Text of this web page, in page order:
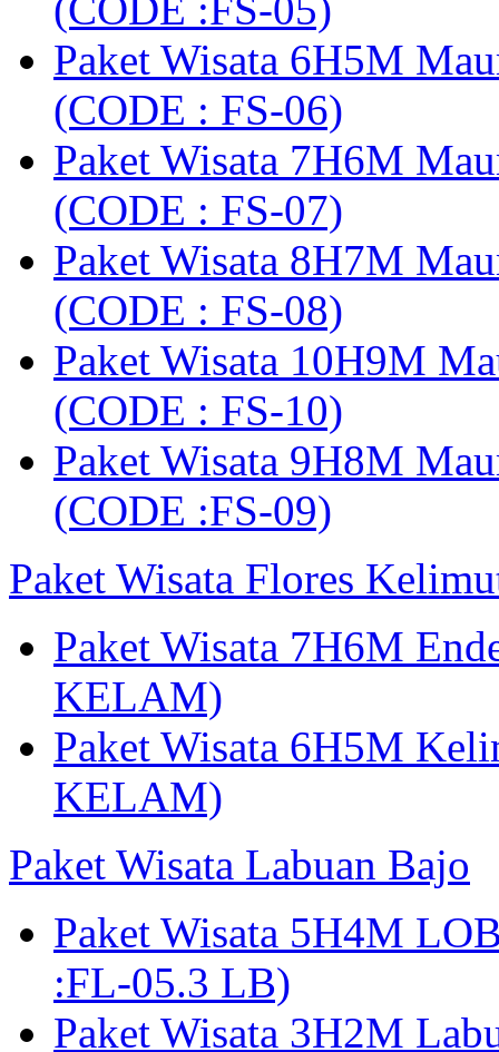
(CODE :FS-05)
Paket Wisata 6H5M
(CODE : FS-06)
Paket Wisata 7H6M
(CODE : FS-07)
Paket Wisata 8H7M
(CODE : FS-08)
Paket Wisata 10H9M
(CODE : FS-10)
Paket Wisata 9H8M
(CODE :FS-09)
Paket Wisata Flores
Paket Wisata 7H6M
KELAM)
Paket Wisata 6H5M
KELAM)
Paket Wisata Labuan Bajo
Paket Wisata 5H4M
:FL-05.3 LB)
Paket Wisata 3H2M